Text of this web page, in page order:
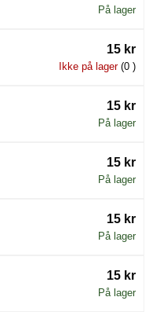
På lager
15 kr
Ikke på lager(0 )
15 kr
På lager
15 kr
På lager
15 kr
På lager
15 kr
På lager